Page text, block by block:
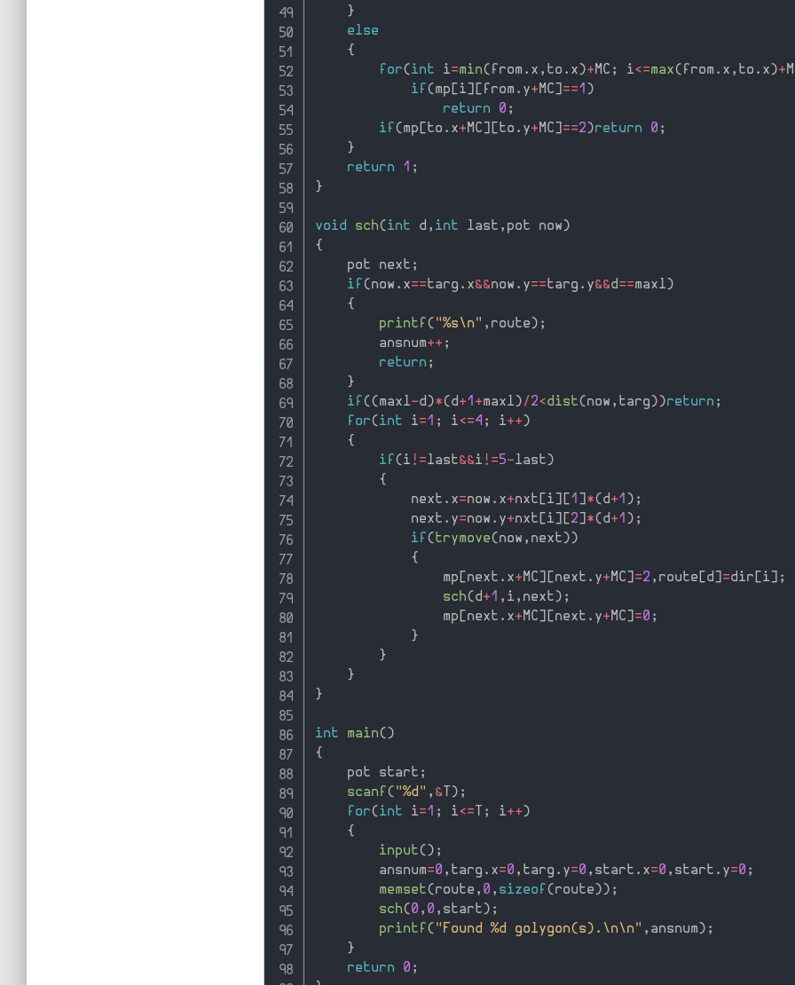
}
else
{
for(int i=min( from . x , to . x)+MC ; i<=max( from . x , to . x)+
if (mp [i] [ from . y+MC] ==1 )
return
0 ;
if (mp [to . x+MC] [to . y+MC] ==2)return 0 ;
}
return
1 ;
}
void sch(int d , int last , pot now)
{
    pot next
;
if (now . x==targ . x&&now . y==targ . y&&d==maxl)
{
printf ( "%s\n" , route) ;
        ansnum
++ ;
return ;
}
if ((maxl-d)*(d+1 +maxl) / 2<dist(now , targ))return ;
for(int i=1 ; i<=4 ; i++)
{
if (i !=last&&i !=5-last)
{
            next
. x=now . x+nxt [i] [1 ] *(d+1 ) ;
            next
. y=now . y+nxt [i] [2] *(d+1 ) ;
if (trymove(now , next))
{
                mp
[next . x+MC] [next . y+MC] =2 , route [d] =dir [i] ;
sch(d+1 , i , next) ;
                mp
[next . x+MC] [next . y+MC] =0 ;
}
}
}
}
int main()
{
    pot start
;
scanf ( "%d" , & T ) ;
for(int i=1 ; i<= T ; i++)
{
input() ;
        ansnum
=0 , targ . x=0 , targ . y=0 , start . x=0 , start . y=0 ;
memset(route , 0 , sizeof (route)) ;
sch(0 , 0 , start) ;
printf ( "Found %d golygon(s).\n\n" , ansnum) ;
}
return
0 ;